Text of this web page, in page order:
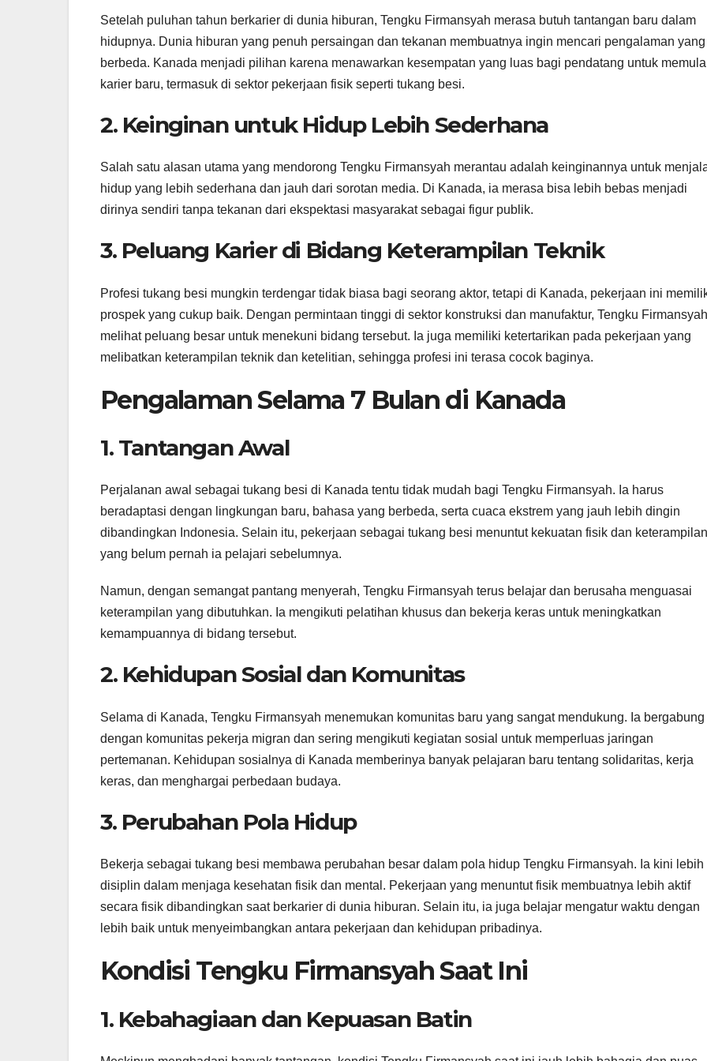
Setelah puluhan tahun berkarier di dunia hiburan, Tengku Firmansyah merasa butuh tantangan baru dalam
hidupnya. Dunia hiburan yang penuh persaingan dan tekanan membuatnya ingin mencari pengalaman yang
berbeda. Kanada menjadi pilihan karena menawarkan kesempatan yang luas bagi pendatang untuk
karier baru, termasuk di sektor pekerjaan fisik seperti tukang besi.
2. Keinginan untuk Hidup Lebih Sederhana
Salah satu alasan utama yang mendorong Tengku Firmansyah merantau adalah keinginannya untuk
hidup yang lebih sederhana dan jauh dari sorotan media. Di Kanada, ia merasa bisa lebih bebas menjadi
dirinya sendiri tanpa tekanan dari ekspektasi masyarakat sebagai figur publik.
3. Peluang Karier di Bidang Keterampilan Teknik
Profesi tukang besi mungkin terdengar tidak biasa bagi seorang aktor, tetapi di Kanada, pekerjaan ini
prospek yang cukup baik. Dengan permintaan tinggi di sektor konstruksi dan manufaktur, Tengku Firmansyah
melihat peluang besar untuk menekuni bidang tersebut. Ia juga memiliki ketertarikan pada pekerjaan yang
melibatkan keterampilan teknik dan ketelitian, sehingga profesi ini terasa cocok baginya.
Pengalaman Selama 7 Bulan di Kanada
1. Tantangan Awal
Perjalanan awal sebagai tukang besi di Kanada tentu tidak mudah bagi Tengku Firmansyah. Ia harus
beradaptasi dengan lingkungan baru, bahasa yang berbeda, serta cuaca ekstrem yang jauh lebih dingin
dibandingkan Indonesia. Selain itu, pekerjaan sebagai tukang besi menuntut kekuatan fisik dan keterampilan
yang belum pernah ia pelajari sebelumnya.
Namun, dengan semangat pantang menyerah, Tengku Firmansyah terus belajar dan berusaha menguasai
keterampilan yang dibutuhkan. Ia mengikuti pelatihan khusus dan bekerja keras untuk meningkatkan
kemampuannya di bidang tersebut.
2. Kehidupan Sosial dan Komunitas
Selama di Kanada, Tengku Firmansyah menemukan komunitas baru yang sangat mendukung. Ia bergabung
dengan komunitas pekerja migran dan sering mengikuti kegiatan sosial untuk memperluas jaringan
pertemanan. Kehidupan sosialnya di Kanada memberinya banyak pelajaran baru tentang solidaritas, kerja
keras, dan menghargai perbedaan budaya.
3. Perubahan Pola Hidup
Bekerja sebagai tukang besi membawa perubahan besar dalam pola hidup Tengku Firmansyah. Ia kini lebih
disiplin dalam menjaga kesehatan fisik dan mental. Pekerjaan yang menuntut fisik membuatnya lebih aktif
secara fisik dibandingkan saat berkarier di dunia hiburan. Selain itu, ia juga belajar mengatur waktu dengan
lebih baik untuk menyeimbangkan antara pekerjaan dan kehidupan pribadinya.
Kondisi Tengku Firmansyah Saat Ini
1. Kebahagiaan dan Kepuasan Batin